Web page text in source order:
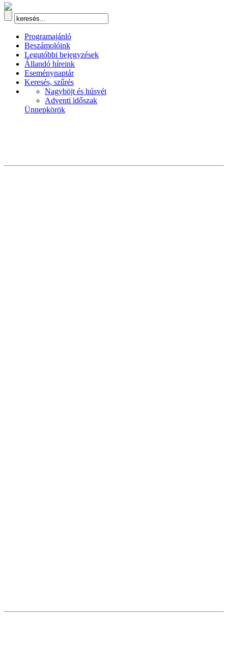
Programajánló
Beszámolóink
Legutóbbi bejegyzések
Állandó híreink
Eseménynaptár
Keresés, szűrés
Nagyböjt és húsvét
Adventi időszak
Ünnepkörök